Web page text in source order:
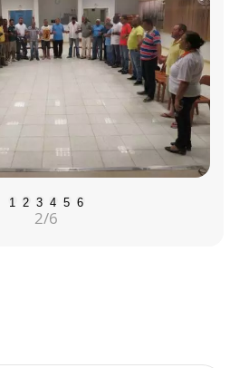
1 2 3 4 5 6
2/6